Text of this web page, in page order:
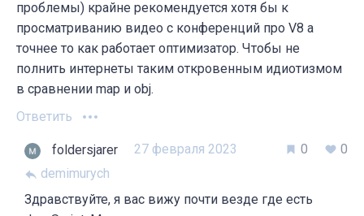
проблемы) крайне рекомендуется хотя бы к
просматриванию видео с конференций про V8 а
точнее то как работает оптимизатор. Чтобы не
полнить интернеты таким откровенным идиотизмом
в сравнении map и obj.
Ответить
foldersjarer
27 февраля 2023
demimurych
0 0
Здравствуйте, я вас вижу почти везде где есть